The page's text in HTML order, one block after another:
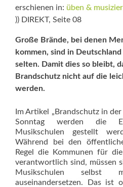
erschienen in: üben &
)) DIREKT, Seite 08
Große Brände, bei denen
kommen, sind in
selten. Damit dies so bleibt,
Brandschutz nicht auf die
werden.
Im Artikel „Brandschutz in
Sonntag werden die
Musikschulen gestellt
Während bei den
Regel die Kommunen für
verantwortlich sind, müssen
Musikschulen selbst
auseinandersetzen. Das